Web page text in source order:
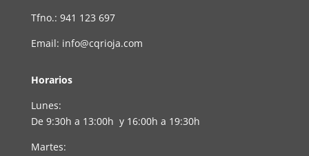
Tfno.: 941 123 697
Email: info@cqrioja.com
Horarios
Lunes:
De 9:30h a 13:00h y 16:00h a 19:30h
Martes: